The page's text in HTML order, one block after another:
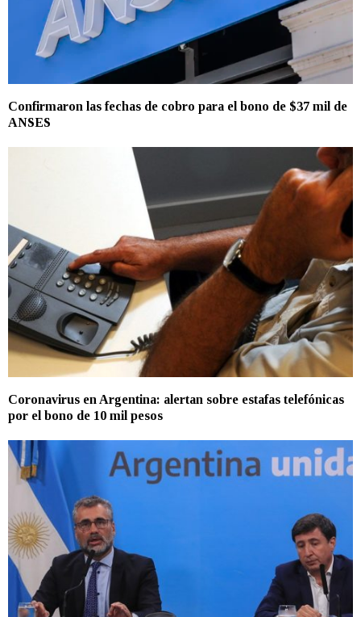
Confirmaron las fechas de cobro para el bono de $37 mil de
ANSES
Coronavirus en Argentina: alertan sobre estafas telefónicas
por el bono de 10 mil pesos